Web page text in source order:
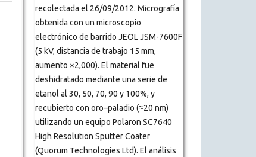
recolectada el 26/09/2012. Micrografía
obtenida con un microscopio
electrónico de barrido JEOL JSM-7600F
(5 kV, distancia de trabajo 15 mm,
aumento ×2,000). El material fue
deshidratado mediante una serie de
etanol al 30, 50, 70, 90 y 100%, y
recubierto con oro–paladio (≈20 nm)
utilizando un equipo Polaron SC7640
High Resolution Sputter Coater
(Quorum Technologies Ltd). El análisis